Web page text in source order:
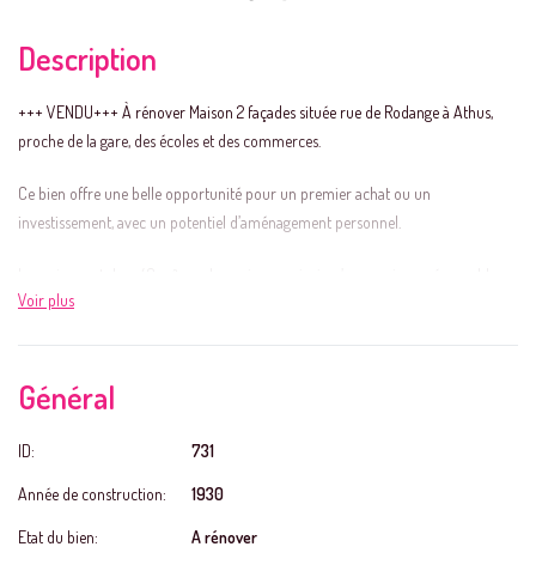
Description
+++ VENDU+++ À rénover Maison 2 façades située rue de Rodange à Athus,
proche de la gare, des écoles et des commerces.
Ce bien offre une belle opportunité pour un premier achat ou un
investissement, avec un potentiel d’aménagement personnel.
d’environ 40 m².
Travaux à prévoir :
Seul le PVC double vitrage est récent en partie. Le reste est à repenser
Voir plus
Général
ID: 731
Année de construction: 1930
Etat du bien: A rénover